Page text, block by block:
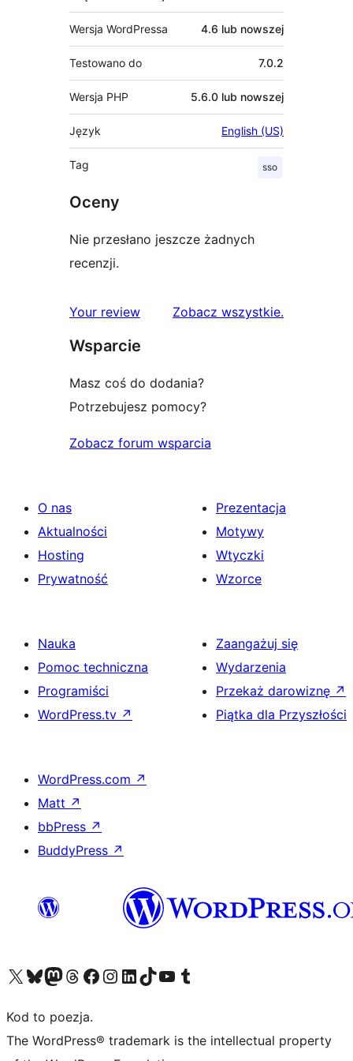
Wersja WordPressa 4.6 lub nowszej
Testowano do 7.0.2
Wersja PHP 5.6.0 lub nowszej
Język English (US)
Tag sso
Oceny
Nie przesłano jeszcze żadnych
recenzji.
Your review Zobacz wszystkierecenzje
.
Wsparcie
Masz coś do dodania?
Potrzebujesz pomocy?
Zobacz forum wsparcia
O nas
Aktualności
Hosting
Prywatność
Prezentacja
Motywy
Wtyczki
Wzorce
Nauka
Pomoc techniczna
Programiści
WordPress.tv ↗
Zaangażuj się
Wydarzenia
Przekaż darowiznę ↗
Piątka dla Przyszłości
WordPress.com ↗
Matt ↗
bbPress ↗
BuddyPress ↗
Odwiedź nasze konto X (dawniej Twitter)
Odwiedź nasze konto Bluesky
Odwiedź nasze konto na Mastodoncie
Odwiedź naszego Threadsa
Odwiedź naszego Facebooka
Odwiedź nasze konto na Instagramie
Odwiedź nasze konto na LinkedIn
Odwiedź naszego TikToka
Odwiedź nasz kanał YouTube
Odwiedź naszego Tumblra
Kod to poezja.
The WordPress® trademark is the intellectual property